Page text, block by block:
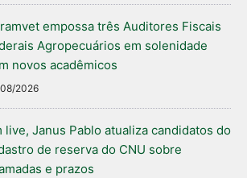
empossa três Auditores Fiscais
Agropecuários em solenidade
novos acadêmicos
2026
live, Janus Pablo atualiza candidatos do
de reserva do CNU sobre
e prazos